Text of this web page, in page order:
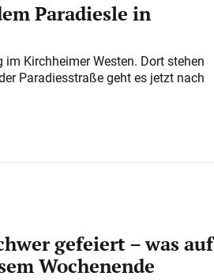
Paradiesle in
Kirchheimer Westen. Dort stehen
Paradiesstraße geht es jetzt nach
gefeiert – was auf
Wochenende